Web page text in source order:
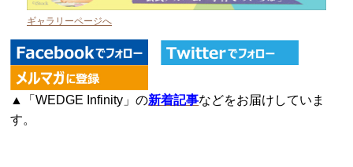
ギャラリーページへ
▲「WEDGE Infinity」の新着記事などをお届けしていま
す。